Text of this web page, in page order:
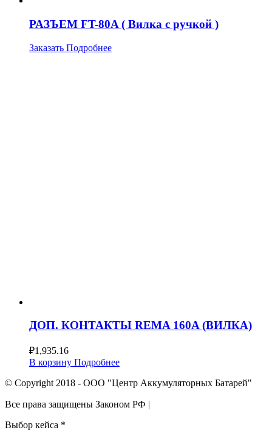
РАЗЪЕМ FT-80A ( Вилка с ручкой )
Заказать Подробнее
ДОП. КОНТАКТЫ REMA 160A (ВИЛКА)
₽1,935.16
В корзину Подробнее
© Copyright 2018 - ООО "Центр Аккумуляторных Батарей"
Все права защищены Законом РФ |
Выбор кейса *